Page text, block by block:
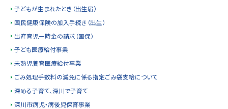
に 子どもが生まれたとき（出生届）
国民健康保険の加入手続き（出生）
出産育児一時金の請求（国保）
子ども医療給付事業
未熟児養育医療給付事業
ごみ処理手数料の減免に係る指定ごみ袋支給について
深める子育て、深川で子育て
深川市病児・病後児保育事業